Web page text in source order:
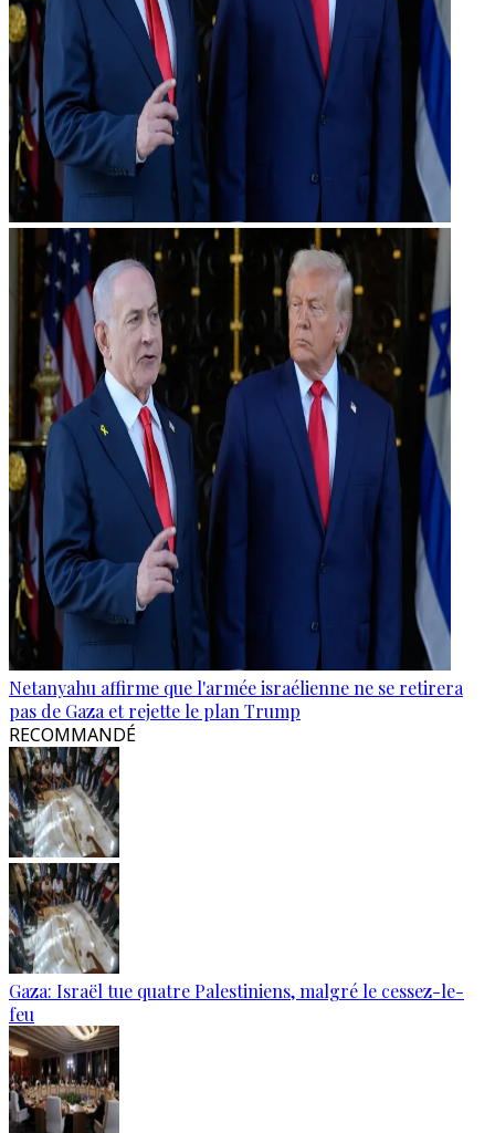
Netanyahu affirme que l'armée israélienne ne se retirera
pas de Gaza et rejette le plan Trump
RECOMMANDÉ
Gaza: Israël tue quatre Palestiniens, malgré le cessez-le-
feu